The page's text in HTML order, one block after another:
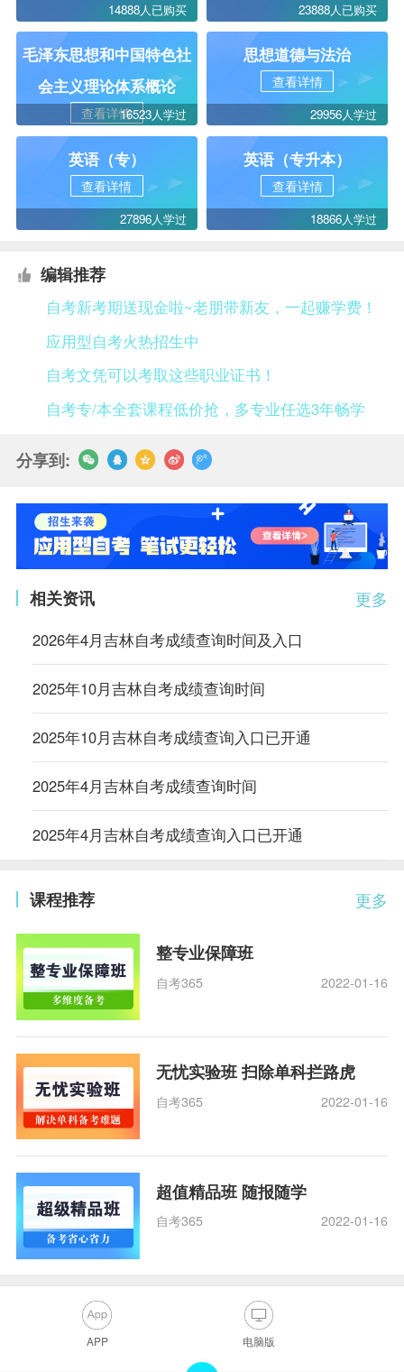
14888人已购买 23888人已购买
毛泽东思想和中国特色社
会主义理论体系概论
查看详情16523人学过
思想道德与法治
查看详情
29956人学过
英语（专）
查看详情
27896人学过
英语（专升本）
查看详情
18866人学过
编辑推荐
自考新考期送现金啦~老朋带新友，一起赚学费！
应用型自考火热招生中
自考文凭可以考取这些职业证书！
自考专/本全套课程低价抢，多专业任选3年畅学
分享到:
更多
相关资讯
2026年4月吉林自考成绩查询时间及入口
2025年10月吉林自考成绩查询时间
2025年10月吉林自考成绩查询入口已开通
2025年4月吉林自考成绩查询时间
2025年4月吉林自考成绩查询入口已开通
更多
课程推荐
整专业保障班
自考365 2022-01-16
无忧实验班 扫除单科拦路虎
自考365 2022-01-16
超值精品班 随报随学
自考365 2022-01-16
APP 电脑版